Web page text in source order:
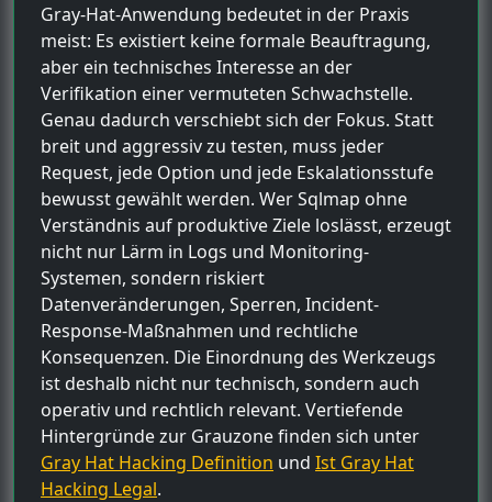
Gray-Hat-Anwendung bedeutet in der Praxis
meist: Es existiert keine formale Beauftragung,
aber ein technisches Interesse an der
Verifikation einer vermuteten Schwachstelle.
Genau dadurch verschiebt sich der Fokus. Statt
breit und aggressiv zu testen, muss jeder
Request, jede Option und jede Eskalationsstufe
bewusst gewählt werden. Wer Sqlmap ohne
Verständnis auf produktive Ziele loslässt, erzeugt
nicht nur Lärm in Logs und Monitoring-
Systemen, sondern riskiert
Datenveränderungen, Sperren, Incident-
Response-Maßnahmen und rechtliche
Konsequenzen. Die Einordnung des Werkzeugs
ist deshalb nicht nur technisch, sondern auch
operativ und rechtlich relevant. Vertiefende
Hintergründe zur Grauzone finden sich unter
Gray Hat Hacking Definition und Ist Gray Hat
Hacking Legal.